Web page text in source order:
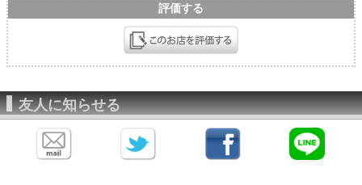
評価する
友人に知らせる